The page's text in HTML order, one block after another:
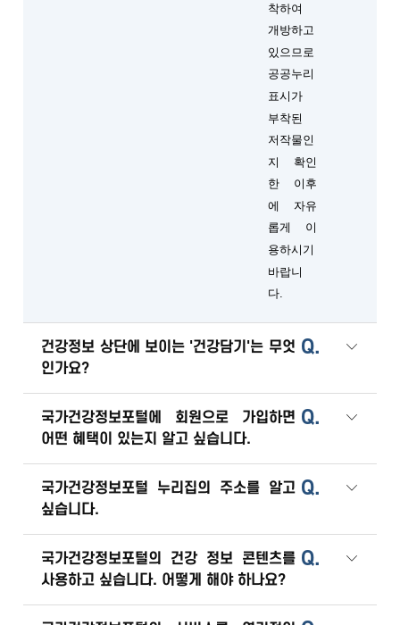
착하여
개방하고
있으므로
공공누리
표시가
부착된
저작물인
지 확인
한 이후
에 자유
롭게 이
용하시기
바랍니
다.
Q.
건강정보 상단에 보이는 '건강담기'는 무엇
인가요?
Q.
국가건강정보포털에 회원으로 가입하면
어떤 혜택이 있는지 알고 싶습니다.
Q.
국가건강정보포털 누리집의 주소를 알고
싶습니다.
Q.
국가건강정보포털의 건강 정보 콘텐츠를
사용하고 싶습니다. 어떻게 해야 하나요?